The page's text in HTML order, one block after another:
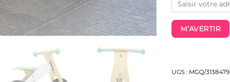
M’AVERTIR
UGS : MGQ/3138479